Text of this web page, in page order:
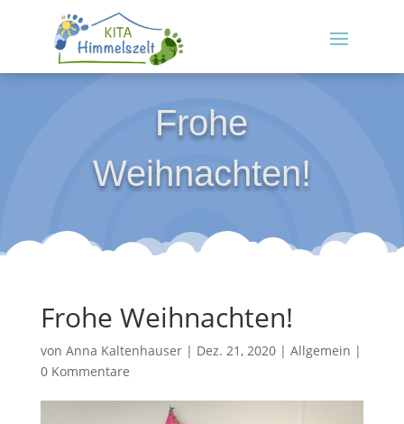
Frohe
Weihnachten!
Frohe Weihnachten!
von Anna Kaltenhauser| Dez. 21, 2020| Allgemein |
0 Kommentare